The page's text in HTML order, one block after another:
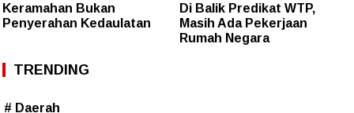
Keramahan Bukan
Penyerahan Kedaulatan
Di Balik Predikat WTP,
Masih Ada Pekerjaan
Rumah Negara
TRENDING
# Daerah